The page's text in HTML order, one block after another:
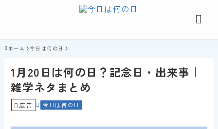
ホーム 今日は何の日
1月20日は何の日？記念日・出来事｜
雑学ネタまとめ
広告 今日は何の日